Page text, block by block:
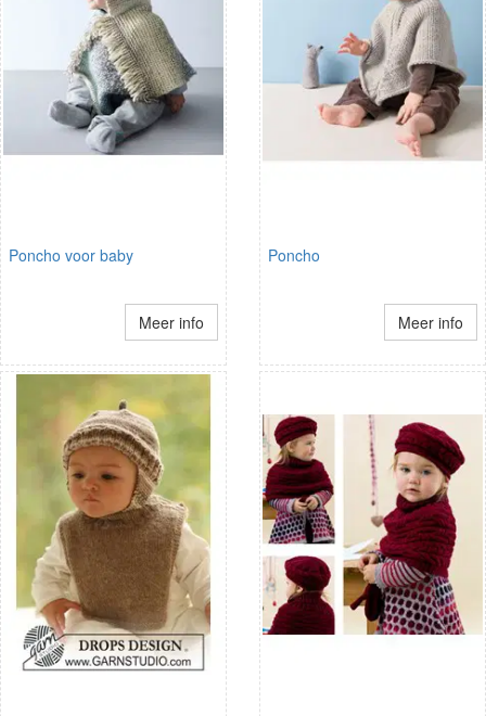
Poncho voor baby
Meer info
Poncho
Meer info